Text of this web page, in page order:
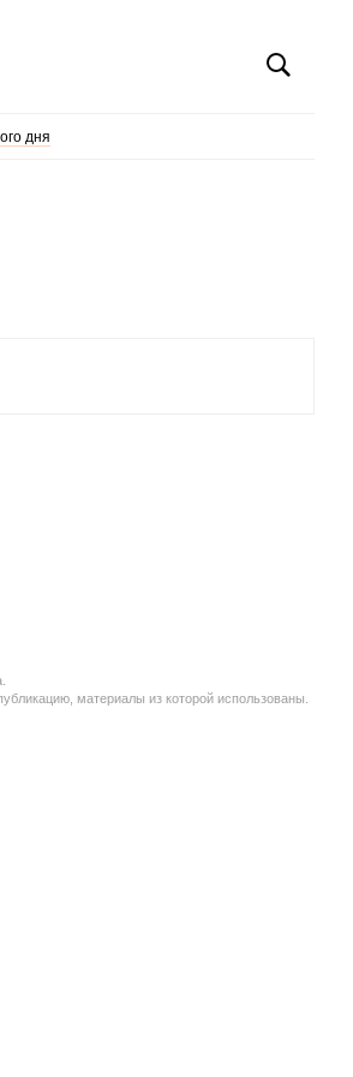
дня
материалы из которой использованы.